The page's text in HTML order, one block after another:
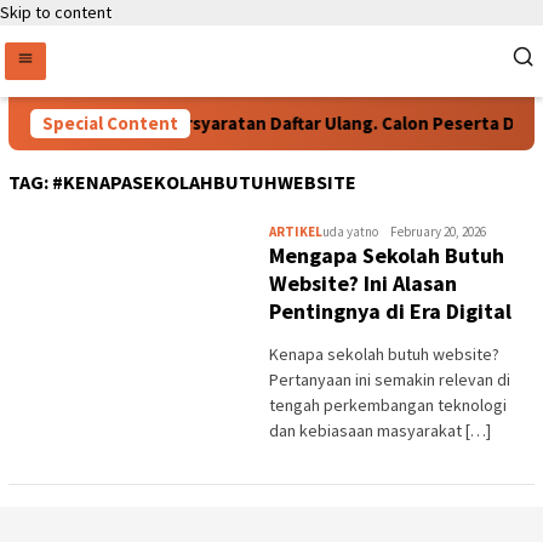
Skip to content
Special ContentPersyaratan Daftar Ulang. Calon Peserta Didik
TAG: #KENAPASEKOLAHBUTUHWEBSITE
ARTIKELuda yatno February 20, 2026
Mengapa Sekolah Butuh
Website? Ini Alasan
Pentingnya di Era Digital
Kenapa sekolah butuh website?
Pertanyaan ini semakin relevan di
tengah perkembangan teknologi
dan kebiasaan masyarakat […]